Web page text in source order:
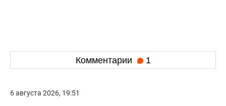
Комментарии 1
6 августа 2026, 19:51